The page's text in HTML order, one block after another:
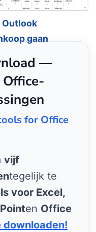
Outlook
gaan
—
for Office
vijf
tegelijk te
voor Excel,
en Office
downloaden!